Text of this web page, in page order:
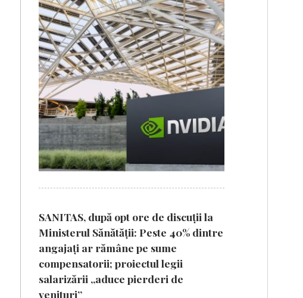
SANITAS, după opt ore de discuții la
Ministerul Sănătății: Peste 40% dintre
angajați ar rămâne pe sume
compensatorii; proiectul legii
salarizării „aduce pierderi de
venituri”